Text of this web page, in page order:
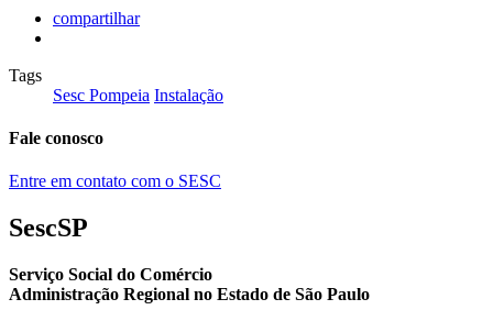
compartilhar
Tags
Sesc Pompeia Instalação
Fale conosco
Entre em contato com o SESC
SescSP
Serviço Social do Comércio
Administração Regional no Estado de São Paulo